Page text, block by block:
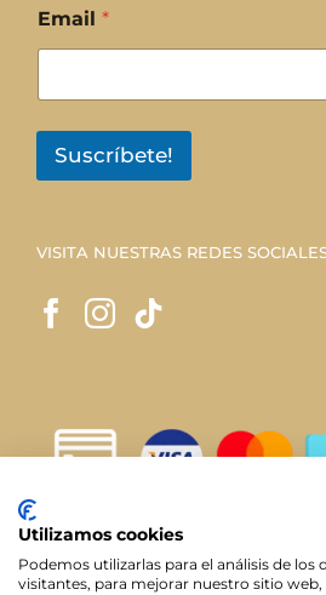
Email *
Suscríbete!
VISITA NUESTRAS REDES
Utilizamos cookies
Podemos utilizarlas para el análisis de los
visitantes, para mejorar nuestro sitio